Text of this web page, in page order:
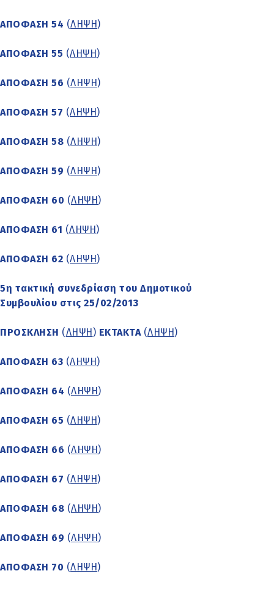
ΑΠΟΦΑΣΗ 54 (ΛΗΨΗ )
ΑΠΟΦΑΣΗ 55 (ΛΗΨΗ )
ΑΠΟΦΑΣΗ 56 (ΛΗΨΗ )
ΑΠΟΦΑΣΗ 57 (ΛΗΨΗ )
ΑΠΟΦΑΣΗ 58 (ΛΗΨΗ )
ΑΠΟΦΑΣΗ 59 (ΛΗΨΗ )
ΑΠΟΦΑΣΗ 60 (ΛΗΨΗ )
ΑΠΟΦΑΣΗ 61 (ΛΗΨΗ )
ΑΠΟΦΑΣΗ 62 (ΛΗΨΗ )
5η τακτική συνεδρίαση του Δημοτικού
Συμβουλίου στις 25/02/2013
ΠΡΟΣΚΛΗΣΗ (ΛΗΨΗ ) ΕΚΤΑΚΤΑ (ΛΗΨΗ )
ΑΠΟΦΑΣΗ 63 (ΛΗΨΗ )
ΑΠΟΦΑΣΗ 64 (ΛΗΨΗ )
ΑΠΟΦΑΣΗ 65 (ΛΗΨΗ )
ΑΠΟΦΑΣΗ 66 (ΛΗΨΗ )
ΑΠΟΦΑΣΗ 67 (ΛΗΨΗ )
ΑΠΟΦΑΣΗ 68 (ΛΗΨΗ )
ΑΠΟΦΑΣΗ 69 (ΛΗΨΗ )
ΑΠΟΦΑΣΗ 70 (ΛΗΨΗ )